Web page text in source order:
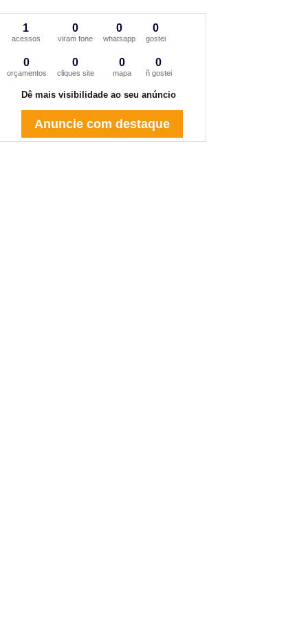
1
acessos
0
viram fone
0
whatsapp
0
gostei
0
orçamentos
0
cliques site
0
mapa
0
ñ gostei
Dê mais visibilidade ao seu anúncio
Anuncie com destaque